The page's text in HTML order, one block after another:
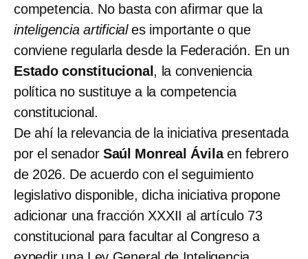
competencia. No basta con afirmar que la
inteligencia artificiales importante o que
conviene regularla desde la Federación. En un
Estado constitucional , la conveniencia
política no sustituye a la competencia
constitucional.
De ahí la relevancia de la iniciativa presentada
por el senador Saúl Monreal Ávilaen febrero
de 2026. De acuerdo con el seguimiento
legislativo disponible, dicha iniciativa propone
adicionar una fracción XXXII al artículo 73
constitucional para facultar al Congreso a